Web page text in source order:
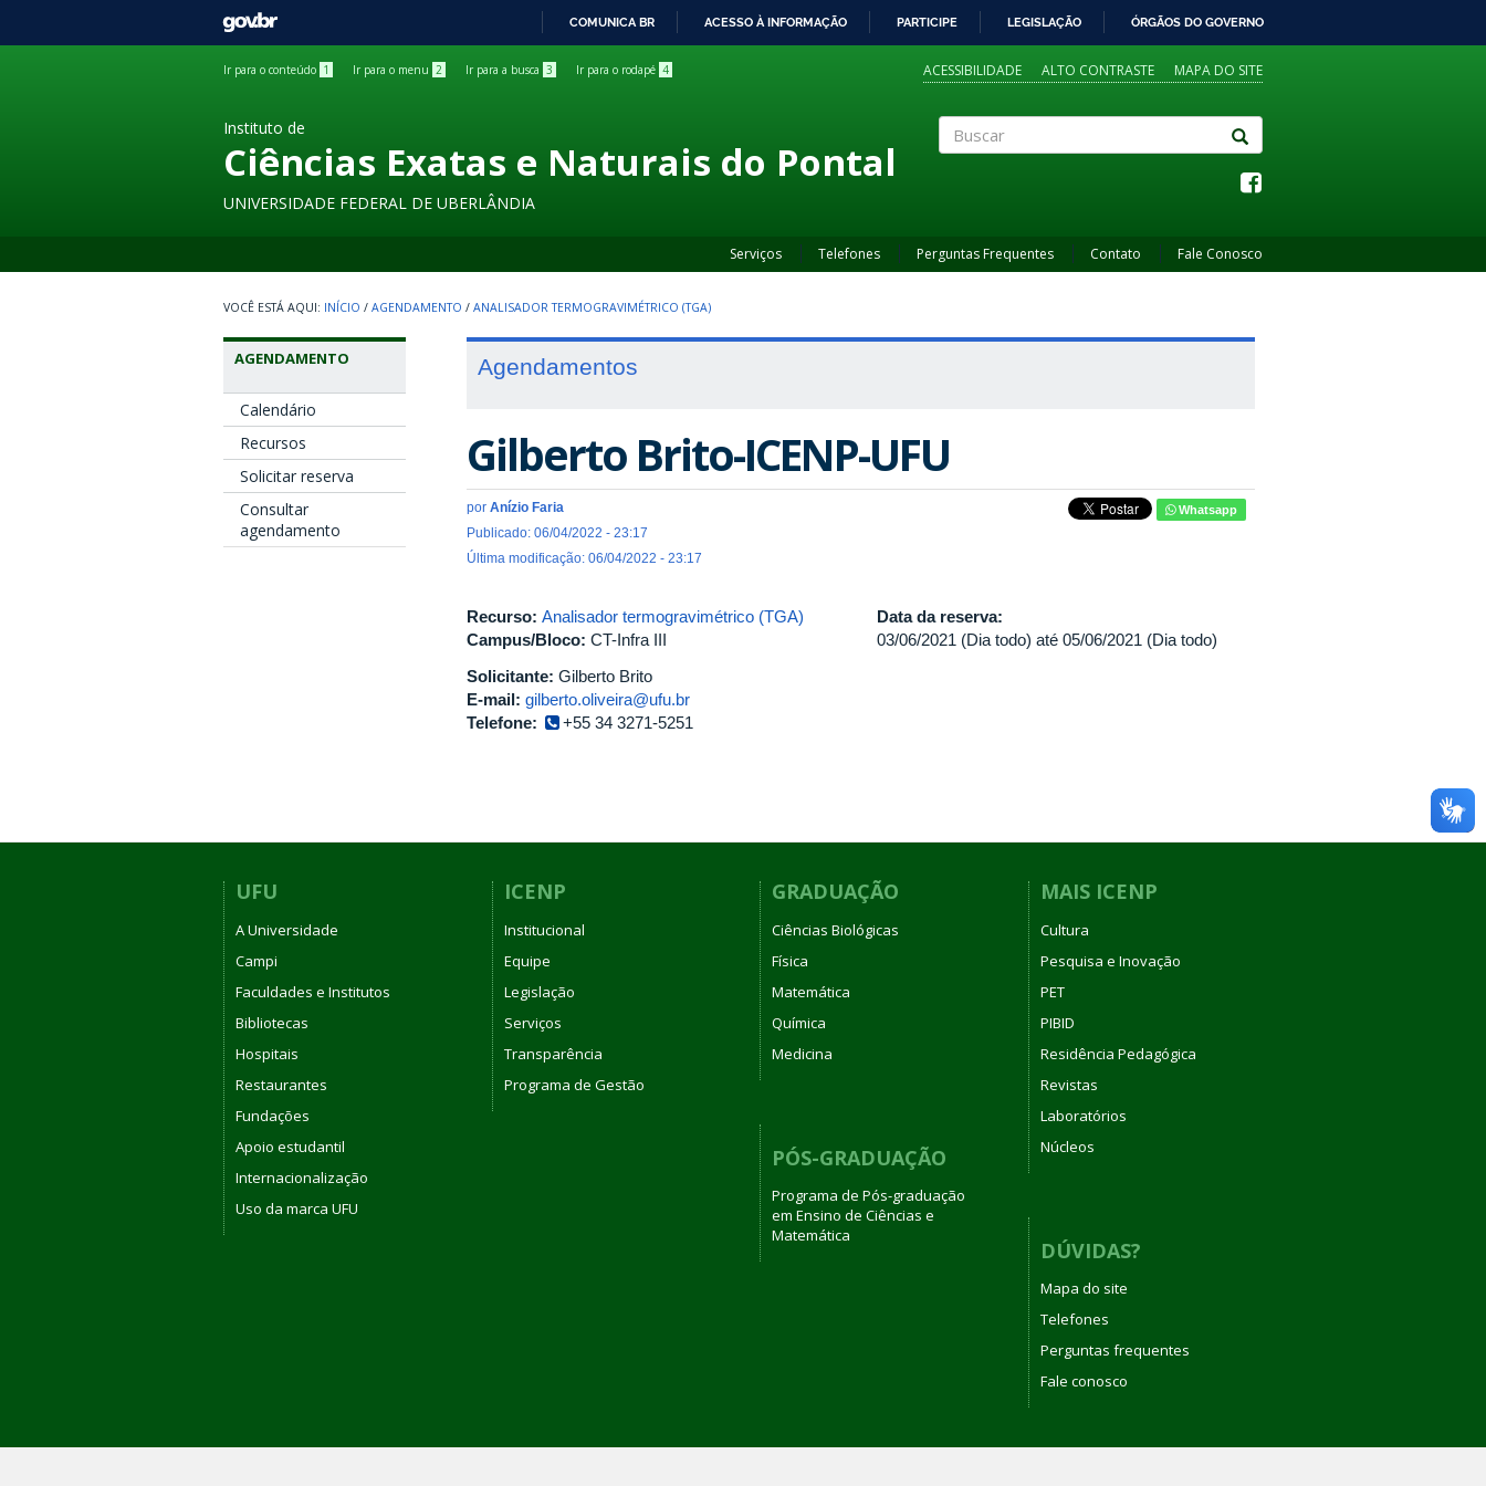
GOVBR
COMUNICA BR ACESSO À INFORMAÇÃO PARTICIPE LEGISLAÇÃO ÓRGÃOS DO GOVERNO
Ir para o conteúdo 1 Ir para o menu 2 Ir para a busca 3 Ir para o rodapé 4 ACESSIBILIDADE ALTO CONTRASTE MAPA DO SITE
Instituto de
Ciências Exatas e Naturais do Pontal
UNIVERSIDADE FEDERAL DE UBERLÂNDIA
Serviços Telefones Perguntas Frequentes Contato Fale Conosco
INÍCIO / AGENDAMENTO / ANALISADOR TERMOGRAVIMÉTRICO (TGA)
AGENDAMENTO
Calendário
Recursos
Solicitar reserva
Consultar
agendamento
Agendamentos
Gilberto Brito-ICENP-UFU
por Anízio Faria
Publicado: 06/04/2022 - 23:17
Última modificação: 06/04/2022 - 23:17
Whatsapp
Recurso: Analisador termogravimétrico (TGA)
Campus/Bloco: CT-Infra III
Solicitante: Gilberto Brito
E-mail: gilberto.oliveira@ufu.br
Telefone:
+55 34 3271-5251
Data da reserva:
03/06/2021 (Dia todo) até05/06/2021 (Dia todo)
UFU
A Universidade
Campi
Faculdades e Institutos
Bibliotecas
Hospitais
Restaurantes
Fundações
Apoio estudantil
Internacionalização
Uso da marca UFU
ICENP
Institucional
Equipe
Legislação
Serviços
Transparência
Programa de Gestão
GRADUAÇÃO
Ciências Biológicas
Física
Matemática
Química
Medicina
PÓS-GRADUAÇÃO
Programa de Pós-graduação
em Ensino de Ciências e
Matemática
MAIS ICENP
Cultura
Pesquisa e Inovação
PET
PIBID
Residência Pedagógica
Revistas
Laboratórios
Núcleos
DÚVIDAS?
Mapa do site
Telefones
Perguntas frequentes
Fale conosco